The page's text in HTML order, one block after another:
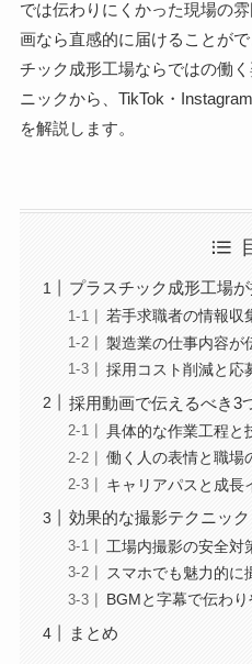
では伝わりにくかった現場の
画なら直感的に届けることが
チック成形工場ならではの働
ニックから、TikTok・
を解説します。
プラスチック成形工場
若手求職者の情報収
製造業の仕事内容が
採用コスト削減と応
採用動画で伝えるべき3
具体的な作業工程と
働く人の表情と職場
キャリアパスと成長
効果的な撮影テクニッ
工場内撮影の安全対
スマホでも魅力的に
BGMと字幕で伝わ
まとめ